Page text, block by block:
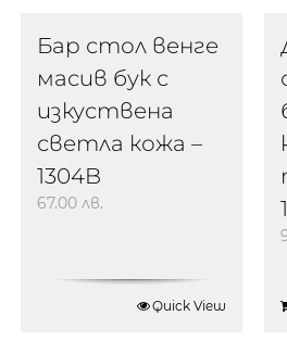
Бар стол венге
масив бук с
изкуствена
светла кожа –
1304B
67.00 лв.
Quick View